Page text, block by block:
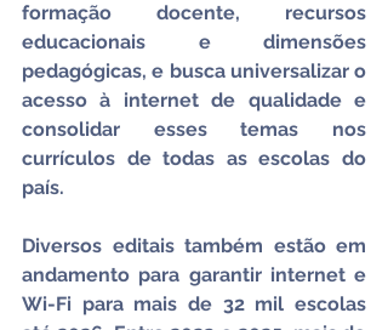
formação docente, recursos
educacionais e dimensões
pedagógicas, e busca universalizar o
acesso à internet de qualidade e
consolidar esses temas nos
currículos de todas as escolas do
país.
Diversos editais também estão em
andamento para garantir internet e
Wi-Fi para mais de 32 mil escolas